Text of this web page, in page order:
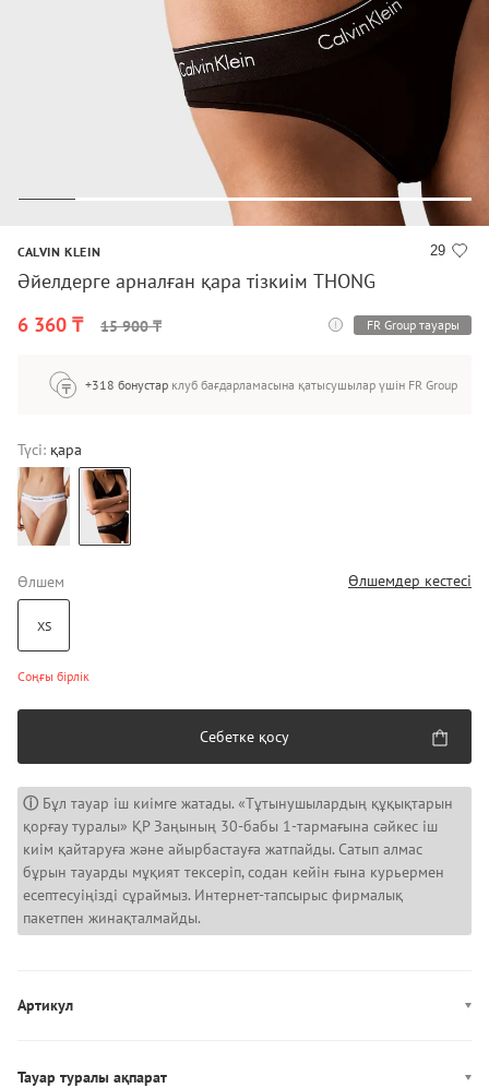
29
CALVIN KLEIN
Әйелдерге арналған қара тізкиім THONG
6 360 ₸
15 900 ₸ FR Group тауары
+318 бонустар клуб бағдарламасына қатысушылар үшін FR Group
Түсі: қара
Өлшем Өлшемдер кестесі
XS
Соңғы бірлік
Себетке қосу
ⓘ Бұл тауар іш киімге жатады. «Тұтынушылардың құқықтарын
қорғау туралы» ҚР Заңының 30-бабы 1-тармағына сәйкес іш
киім қайтаруға және айырбастауға жатпайды. Сатып алмас
бұрын тауарды мұқият тексеріп, содан кейін ғына курьермен
есептесуіңізді сұраймыз. Интернет-тапсырыс фирмалық
пакетпен жинақталмайды.
Артикул
Тауар туралы ақпарат